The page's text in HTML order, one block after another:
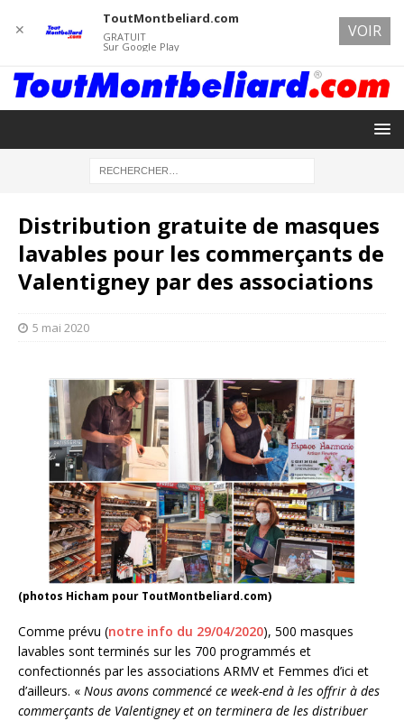
Distribution gratuite de masques
lavables pour les commerçants de
Valentigney par des associations
5 mai 2020
(photos Hicham pour ToutMontbeliard.com)
Comme prévu (notre info du 29/04/2020), 500 masques
lavables sont terminés sur les 700 programmés et
confectionnés par les associations ARMV et Femmes d’ici et
d’ailleurs. « Nous avons commencé ce week-end à les offrir à des
commerçants de Valentigney et on terminera de les distribuer
✕
ToutMontbeliard.com
GRATUIT
Sur Google Play
VOIR